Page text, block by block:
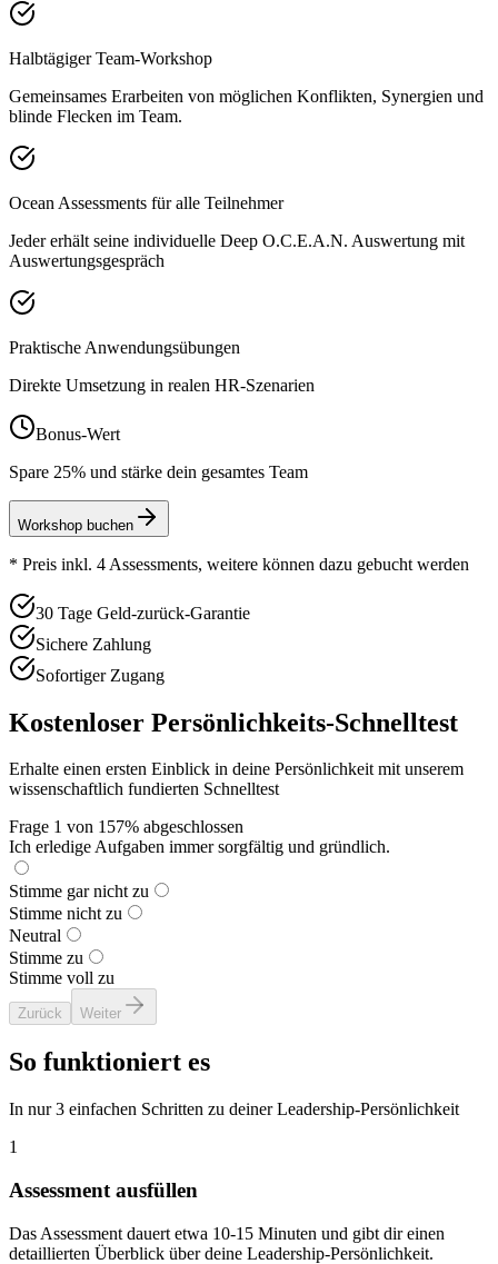
Halbtägiger Team-Workshop
Gemeinsames Erarbeiten von möglichen Konflikten, Synergien und
blinde Flecken im Team.
Ocean Assessments für alle Teilnehmer
Jeder erhält seine individuelle Deep O.C.E.A.N. Auswertung mit
Auswertungsgespräch
Praktische Anwendungsübungen
Direkte Umsetzung in realen HR-Szenarien
Bonus-Wert
Spare 25% und stärke dein gesamtes Team
Workshop buchen
* Preis inkl. 4 Assessments, weitere können dazu gebucht werden
30 Tage Geld-zurück-Garantie
Sichere Zahlung
Sofortiger Zugang
Kostenloser Persönlichkeits-Schnelltest
Erhalte einen ersten Einblick in deine Persönlichkeit mit unserem
wissenschaftlich fundierten Schnelltest
Frage 1 von 157% abgeschlossen
Ich erledige Aufgaben immer sorgfältig und gründlich.
Stimme gar nicht zu
Stimme nicht zu
Neutral
Stimme zu
Stimme voll zu
Zurück Weiter
So funktioniert es
In nur 3 einfachen Schritten zu deiner Leadership-Persönlichkeit
1
Assessment ausfüllen
Das Assessment dauert etwa 10-15 Minuten und gibt dir einen
detaillierten Überblick über deine Leadership-Persönlichkeit.